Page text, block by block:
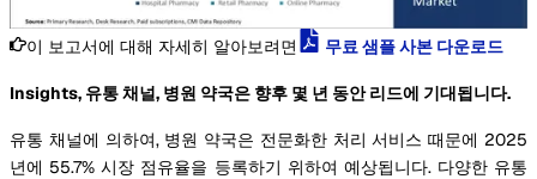
이 보고서에 대해 자세히 알아보려면 무료 샘플 사본 다운로드
Insights, 유통 채널, 병원 약국은 향후 몇 년 동안 리드에 기대됩니다.
유통 채널에 의하여, 병원 약국은 전문화한 처리 서비스 때문에 2025
년에 55.7% 시장 점유율을 등록하기 위하여 예상됩니다. 다양한 유통